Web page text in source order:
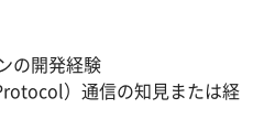
の開発経験
）通信の知見または経